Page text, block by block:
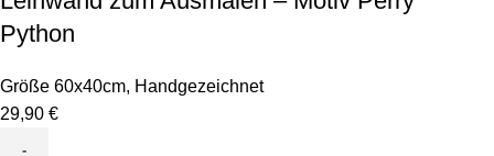
Python
Größe 60x40cm, Handgezeichnet
29,90 €